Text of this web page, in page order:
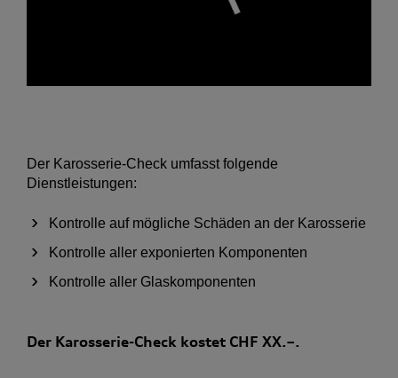
Der Karosserie-Check umfasst folgende
Dienstleistungen:
Kontrolle auf mögliche Schäden an der Karosserie
Kontrolle aller exponierten Komponenten
Kontrolle aller Glaskomponenten
Der Karosserie-Check kostet CHF XX.–.